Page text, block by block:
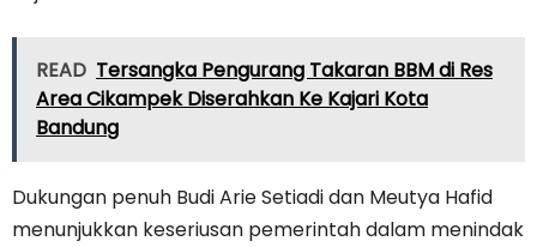
READ Tersangka Pengurang Takaran BBM di Res
Area Cikampek Diserahkan Ke Kajari Kota
Bandung
Dukungan penuh Budi Arie Setiadi dan Meutya Hafid
menunjukkan keseriusan pemerintah dalam menindak